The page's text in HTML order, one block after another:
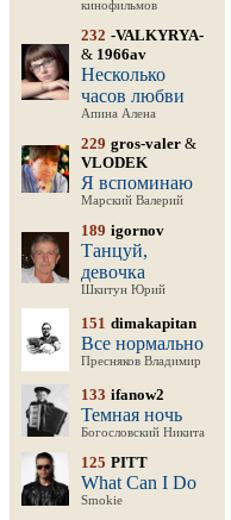
кинофильмов
232 -VALKYRYA-
& 1966av
Несколько
часов любви
Апина Алена
229 gros-valer &
VLODEK
Я вспоминаю
Марский Валерий
189 igornov
Танцуй,
девочка
Шкитун Юрий
151 dimakapitan
Все нормально
Пресняков Владимир
133 ifanow2
Темная ночь
Богословский Никита
125 PITT
What Can I Do
Smokie